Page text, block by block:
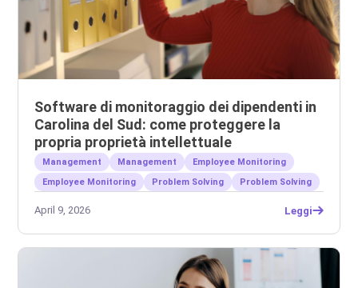
Software di monitoraggio dei dipendenti in
Carolina del Sud: come proteggere la
propria proprietà intellettuale
Management Management
Employee Monitoring
Employee Monitoring
Problem Solving Problem Solving
April 9, 2026 Leggi